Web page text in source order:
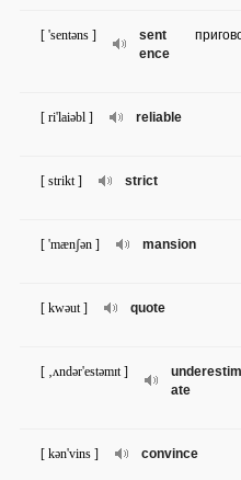
sent
ence
[ 'sentəns ]
reliable
[ ri'laiəbl ]
strict
[ strikt ]
mansion
[ 'mænʃən ]
quote
[ kwəut ]
underestim
ate
[ ‚ʌndər'estəmɪt ]
convince
[ kən'vins ]